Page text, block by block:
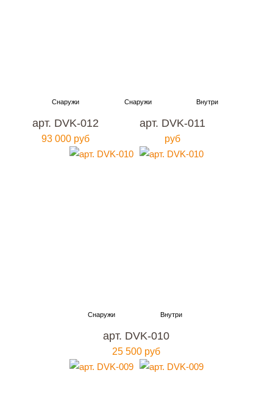
арт. DVK-012
93 000 руб
арт. DVK-011
руб
арт. DVK-010
25 500 руб